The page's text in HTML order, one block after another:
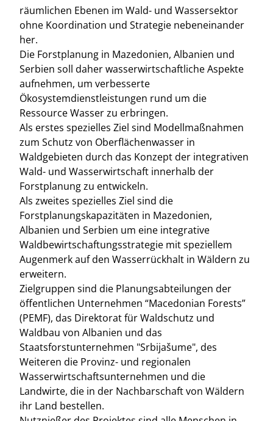
räumlichen Ebenen im Wald- und Wassersektor
ohne Koordination und Strategie nebeneinander
her.
Die Forstplanung in Mazedonien, Albanien und
Serbien soll daher wasserwirtschaftliche Aspekte
aufnehmen, um verbesserte
Ökosystemdienstleistungen rund um die
Ressource Wasser zu erbringen.
Als erstes spezielles Ziel sind Modellmaßnahmen
zum Schutz von Oberflächenwasser in
Waldgebieten durch das Konzept der integrativen
Wald- und Wasserwirtschaft innerhalb der
Forstplanung zu entwickeln.
Als zweites spezielles Ziel sind die
Forstplanungskapazitäten in Mazedonien,
Albanien und Serbien um eine integrative
Waldbewirtschaftungsstrategie mit speziellem
Augenmerk auf den Wasserrückhalt in Wäldern zu
erweitern.
Zielgruppen sind die Planungsabteilungen der
öffentlichen Unternehmen “Macedonian Forests”
(PEMF), das Direktorat für Waldschutz und
Waldbau von Albanien und das
Staatsforstunternehmen "Srbijašume", des
Weiteren die Provinz- und regionalen
Wasserwirtschaftsunternehmen und die
Landwirte, die in der Nachbarschaft von Wäldern
ihr Land bestellen.